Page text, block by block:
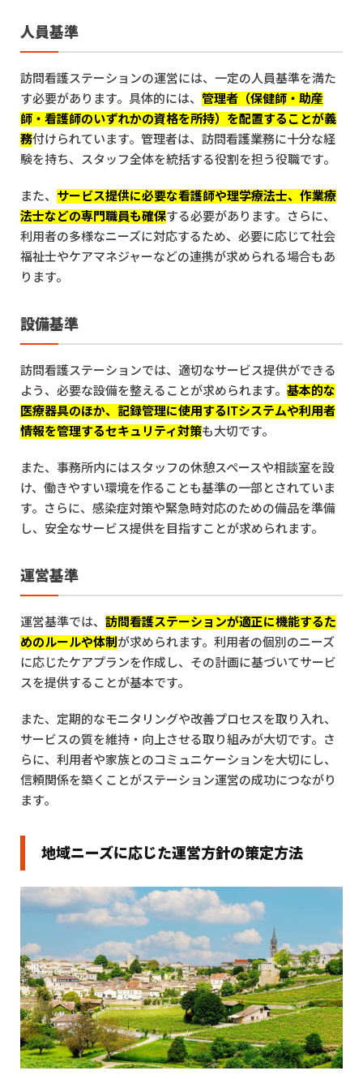
人員基準
訪問看護ステーションの運営には、一定の人員基準を満た
す必要があります。具体的には、 管理者（保健師・助産
師・看護師のいずれかの資格を所持）を配置することが義
務付けられています。管理者は、訪問看護業務に十分な経
験を持ち、スタッフ全体を統括する役割を担う役職です。
また、 サービス提供に必要な看護師や理学療法士、作業療
法士などの専門職員も確保する必要があります。さらに、
利用者の多様なニーズに対応するため、必要に応じて社会
福祉士やケアマネジャーなどの連携が求められる場合もあ
ります。
設備基準
訪問看護ステーションでは、適切なサービス提供ができる
よう、必要な設備を整えることが求められます。 基本的な
医療器具のほか、記録管理に使用するITシステムや利用者
情報を管理するセキュリティ対策も大切です。
また、事務所内にはスタッフの休憩スペースや相談室を設
け、働きやすい環境を作ることも基準の一部とされていま
す。さらに、感染症対策や緊急時対応のための備品を準備
し、安全なサービス提供を目指すことが求められます。
運営基準
運営基準では、 訪問看護ステーションが適正に機能するた
めのルールや体制が求められます。利用者の個別のニーズ
に応じたケアプランを作成し、その計画に基づいてサービ
スを提供することが基本です。
また、定期的なモニタリングや改善プロセスを取り入れ、
サービスの質を維持・向上させる取り組みが大切です。さ
らに、利用者や家族とのコミュニケーションを大切にし、
信頼関係を築くことがステーション運営の成功につながり
ます。
地域ニーズに応じた運営方針の策定方法